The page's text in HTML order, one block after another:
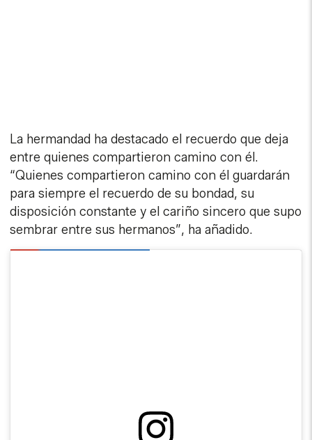
La hermandad ha destacado el recuerdo que deja
entre quienes compartieron camino con él.
“Quienes compartieron camino con él guardarán
para siempre el recuerdo de su bondad, su
disposición constante y el cariño sincero que supo
sembrar entre sus hermanos”, ha añadido.